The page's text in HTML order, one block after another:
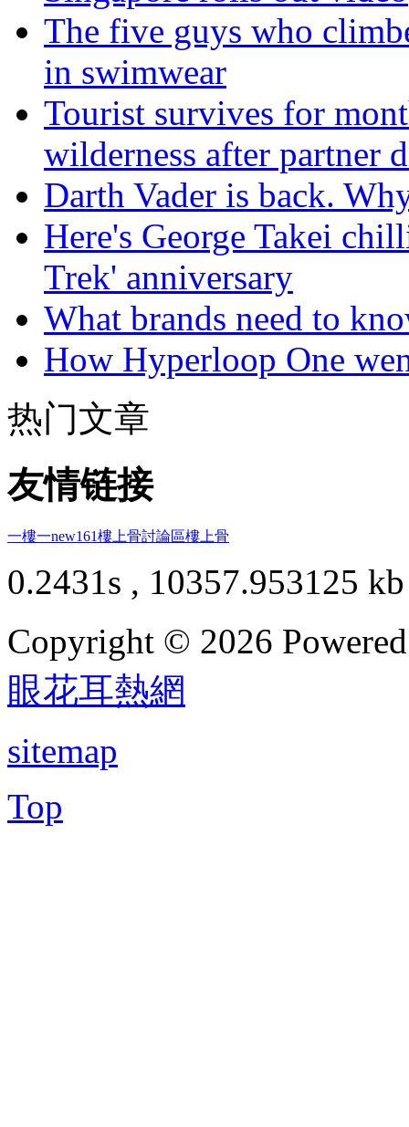
The five guys who
in swimwear
Tourist survives for
wilderness after partner
Darth Vader is back.
Here's George Takei
Trek' anniversary
What brands need to
How Hyperloop One
热门文章
友情链接
一樓一new161樓上骨討論區樓上骨
0.2431s , 10357.953125 kb
Copyright © 2026
眼花耳熱網
sitemap
Top